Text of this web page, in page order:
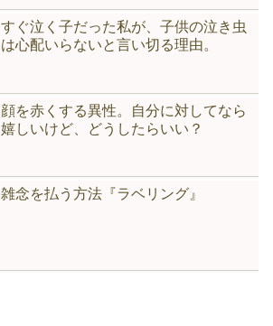
すぐ泣く子だった私が、子供の泣き虫
は心配いらないと言い切る理由。
顔を赤くする異性。自分に対してなら
嬉しいけど、どうしたらいい？
雑念を払う方法『ラベリング』